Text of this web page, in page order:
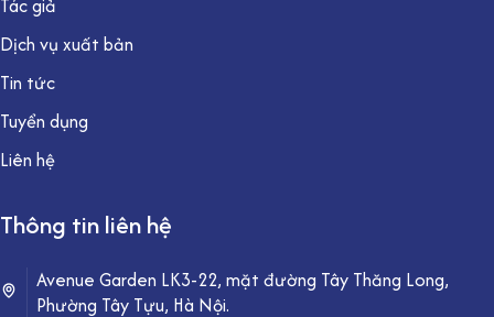
Tác giả
Dịch vụ xuất bản
Tin tức
Tuyển dụng
Liên hệ
Thông tin liên hệ
Avenue Garden LK3-22, mặt đường Tây Thăng Long,
Phường Tây Tựu, Hà Nội.